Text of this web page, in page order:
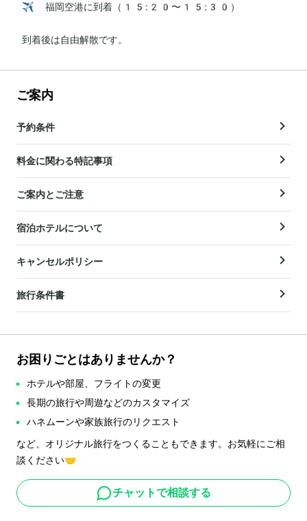
✈️ 福岡空港に到着（15:20〜15:30）
到着後は自由解散です。
ご案内
予約条件
料金に関わる特記事項
ご案内とご注意
宿泊ホテルについて
キャンセルポリシー
旅行条件書
お困りごとはありませんか？
ホテルや部屋、フライトの変更
長期の旅行や周遊などのカスタマイズ
ハネムーンや家族旅行のリクエスト
など、オリジナル旅行をつくることもできます。お気軽にご相
談ください🤝
チャットで相談する